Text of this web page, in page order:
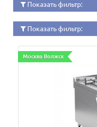
Показать фильтр:
Показать фильтр:
Москва Волжск